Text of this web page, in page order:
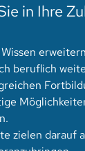
in Ihre
beruflich
zielen darauf